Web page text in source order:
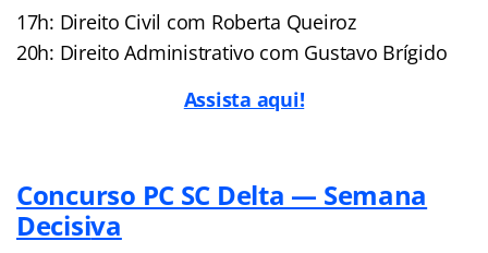
17h: Direito Civil com Roberta Queiroz
20h: Direito Administrativo com Gustavo Brígido
Assista aqui!
Concurso PC SC Delta — Semana
Decisiva